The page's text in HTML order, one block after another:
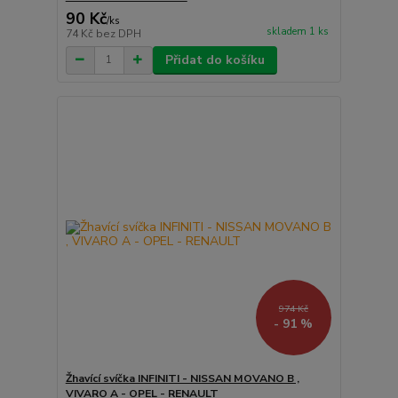
90 Kč/ks
74 Kč bez DPH skladem 1 ks
Přidat do košíku
974 Kč
- 91 %
Žhavící svíčka INFINITI - NISSAN MOVANO B ,
VIVARO A - OPEL - RENAULT